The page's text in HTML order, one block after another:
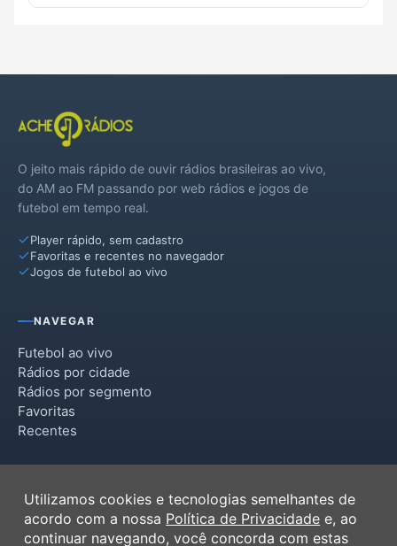
O jeito mais rápido de ouvir rádios brasileiras ao vivo,
do AM ao FM passando por web rádios e jogos de
futebol em tempo real.
Player rápido, sem cadastro
Favoritas e recentes no navegador
Jogos de futebol ao vivo
NAVEGAR
Futebol ao vivo
Rádios por cidade
Rádios por segmento
Favoritas
Recentes
Termos de Uso
Política de Privacidade
Utilizamos cookies e tecnologias semelhantes de
acordo com a nossa Política de Privacidade e, ao
continuar navegando, você concorda com estas